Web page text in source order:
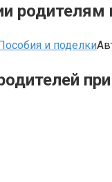
родителям
и поделки